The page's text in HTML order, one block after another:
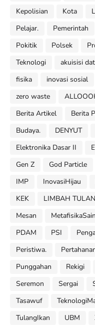
Kepolisian
Kota
Pelajar.
Pemerintah
Pokitik
Polsek
Teknologi
akuisisi
fisika
inovasi sosial
zero waste
Berita Artikel
Berita
Budaya.
DENYUT
Elektronika Dasar II
Gen Z
God Particle
IMP
InovasiHijau
KEK
LIMBAH
Mesan
PDAM
PSI
Peristiwa.
Punggahan
Rekigi
Seremon
Sergai
Tasawuf
TulangIkan
UBM